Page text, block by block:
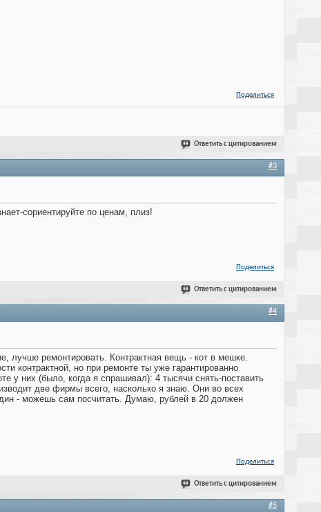
Поделиться
Ответить с цитированием
#3
сориентируйте по ценам, плиз!
Поделиться
Ответить с цитированием
#4
лучше ремонтировать. Контрактная вещь - кот в мешке.
контрактной, но при ремонте ты уже гарантированно
у них (было, когда я спрашивал): 4 тысячи снять-поставить
две фирмы всего, насколько я знаю. Они во всех
- можешь сам посчитать. Думаю, рублей в 20 должен
Поделиться
Ответить с цитированием
#5